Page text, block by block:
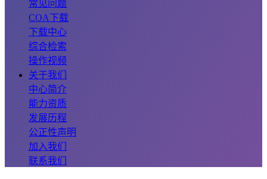
常见问题
COA下载
下载中心
综合检索
操作视频
关于我们
中心简介
能力资质
发展历程
公正性声明
加入我们
联系我们